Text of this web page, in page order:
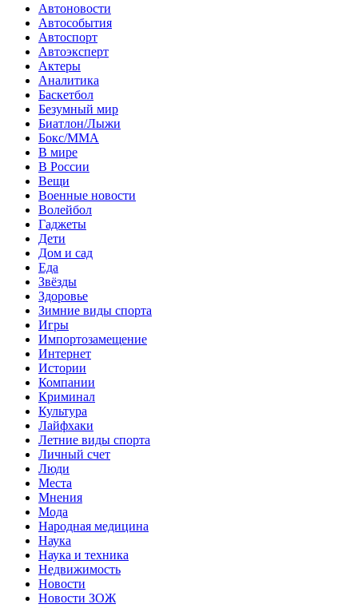
Автоновости
Автособытия
Автоспорт
Автоэксперт
Актеры
Аналитика
Баскетбол
Безумный мир
Биатлон/Лыжи
Бокс/MMA
В мире
В России
Вещи
Военные новости
Волейбол
Гаджеты
Дети
Дом и сад
Еда
Звёзды
Здоровье
Зимние виды спорта
Игры
Импортозамещение
Интернет
Истории
Компании
Криминал
Культура
Лайфхаки
Летние виды спорта
Личный счет
Люди
Места
Мнения
Мода
Народная медицина
Наука
Наука и техника
Недвижимость
Новости
Новости ЗОЖ